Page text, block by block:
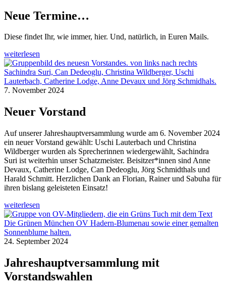
Neue Termine…
Diese findet Ihr, wie immer, hier. Und, natürlich, in Euren Mails.
weiterlesen
7. November 2024
Neuer Vorstand
Auf unserer Jahreshauptversammlung wurde am 6. November 2024
ein neuer Vorstand gewählt: Uschi Lauterbach und Christina
Wildberger wurden als Sprecherinnen wiedergewählt, Sachindra
Suri ist weiterhin unser Schatzmeister. Beisitzer*innen sind Anne
Devaux, Catherine Lodge, Can Dedeoglu, Jörg Schmidthals und
Harald Schmitt. Herzlichen Dank an Florian, Rainer und Sabuha für
ihren bislang geleisteten Einsatz!
weiterlesen
24. September 2024
Jahreshauptversammlung mit
Vorstandswahlen